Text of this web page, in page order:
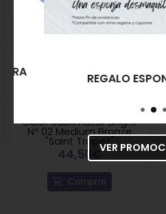
Color Sublimator
Universal ¡Otoño en
París!
44,50€
Comprar
REGALO ESPONJA
VER